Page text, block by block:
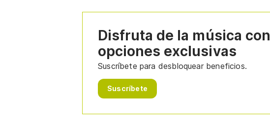
Disfruta de la música con
opciones exclusivas
Suscríbete para desbloquear beneficios.
Suscríbete